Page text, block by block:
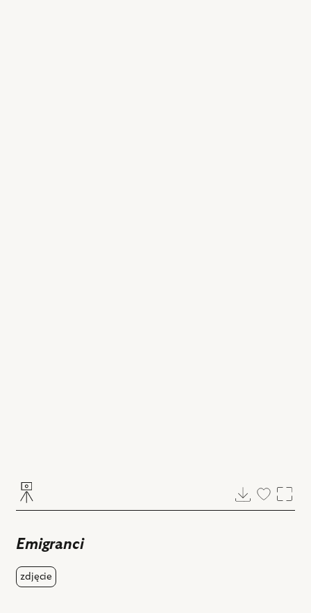
Pobierz
Dodaj
Emigranci
zdjęcie